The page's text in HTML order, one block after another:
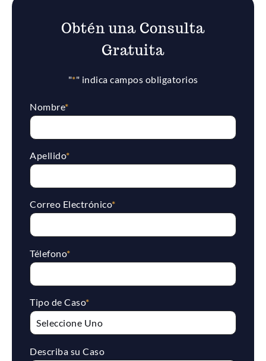
Obtén una Consulta
Gratuita
"*" indica campos obligatorios
Nombre*
Apellido*
Correo Electrónico*
Télefono*
Tipo de Caso*
Describa su Caso